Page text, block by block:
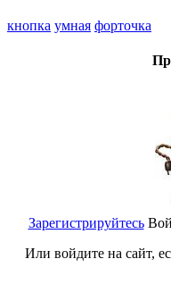
кнопка умная форточка
Зарегистрируйтесь
Или войдите на сайт,